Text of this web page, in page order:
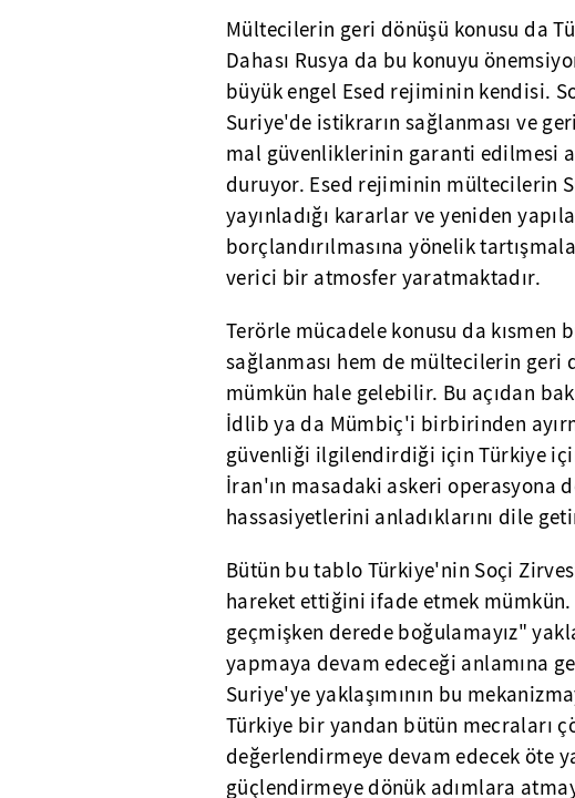
Mültecilerin geri dönüşü konusu da
Dahası Rusya da bu konuyu
büyük engel Esed rejiminin kendisi.
Suriye'de istikrarın sağlanması ve
mal güvenliklerinin garanti edilmesi
duruyor. Esed rejiminin mültecilerin
yayınladığı kararlar ve yeniden
borçlandırılmasına yönelik
verici bir atmosfer yaratmaktadır.
Terörle mücadele konusu da kısmen
sağlanması hem de mültecilerin
mümkün hale gelebilir. Bu açıdan
İdlib ya da Mümbiç'i birbirinden
güvenliği ilgilendirdiği için Türkiye
İran'ın masadaki askeri operasyona
hassasiyetlerini anladıklarını dile
Bütün bu tablo Türkiye'nin Soçi
hareket ettiğini ifade etmek
geçmişken derede boğulamayız"
yapmaya devam edeceği anlamına
Suriye'ye yaklaşımının bu
Türkiye bir yandan bütün mecraları
değerlendirmeye devam edecek öte
güçlendirmeye dönük adımlara